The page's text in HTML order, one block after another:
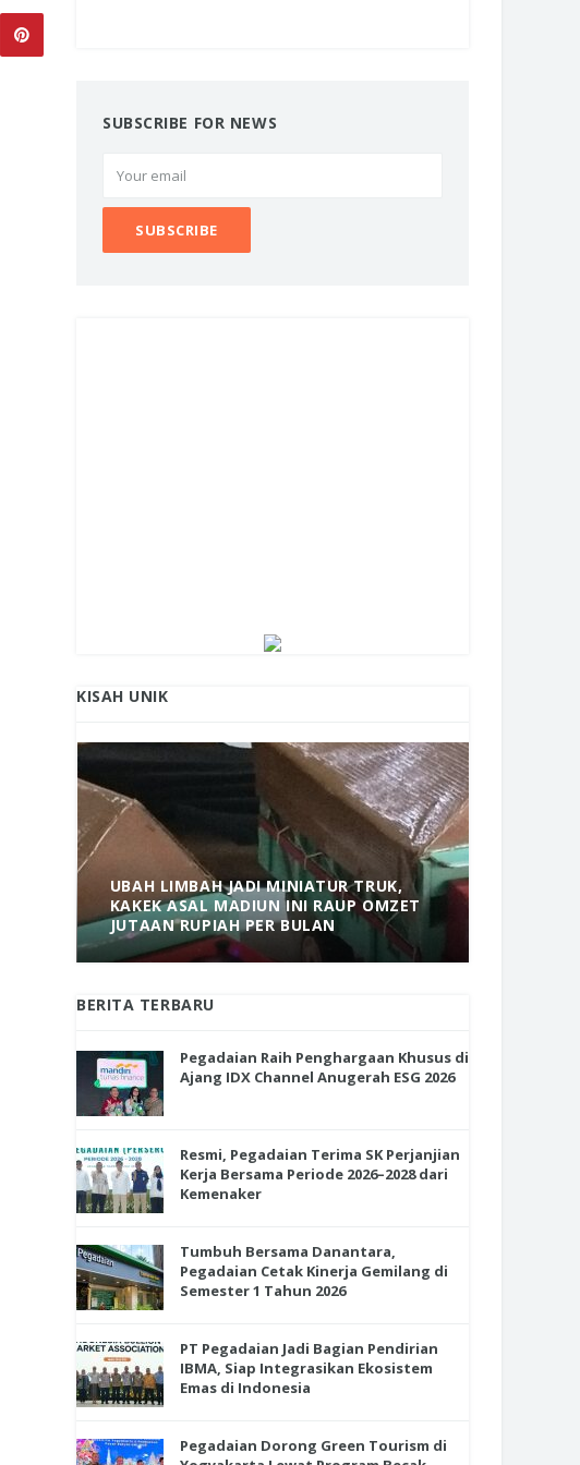
SUBSCRIBE FOR NEWS
KISAH UNIK
UBAH LIMBAH JADI MINIATUR TRUK,
KAKEK ASAL MADIUN INI RAUP OMZET
JUTAAN RUPIAH PER BULAN
BERITA TERBARU
Pegadaian Raih Penghargaan Khusus di
Ajang IDX Channel Anugerah ESG 2026
Resmi, Pegadaian Terima SK Perjanjian
Kerja Bersama Periode 2026–2028 dari
Kemenaker
Tumbuh Bersama Danantara,
Pegadaian Cetak Kinerja Gemilang di
Semester 1 Tahun 2026
PT Pegadaian Jadi Bagian Pendirian
IBMA, Siap Integrasikan Ekosistem
Emas di Indonesia
Pegadaian Dorong Green Tourism di